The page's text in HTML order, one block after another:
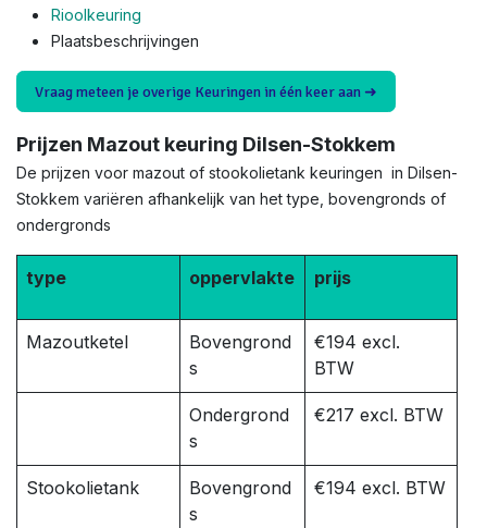
Rioolkeuring
Plaatsbeschrijvingen
Vraag meteen je overige Keuringen in één keer aan ➜
Prijzen Mazout keuring Dilsen-Stokkem
De prijzen voor mazout of stookolietank keuringen in Dilsen-
Stokkem variëren afhankelijk van het type, bovengronds of
ondergronds
type oppervlakte prijs
Mazoutketel
Bovengrond
s
€194 excl.
BTW
Ondergrond
s
€217 excl. BTW
Stookolietank
Bovengrond
s
€194 excl. BTW